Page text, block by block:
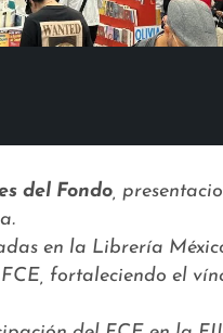
del Fondo,
en la Librería
fortaleciendo el